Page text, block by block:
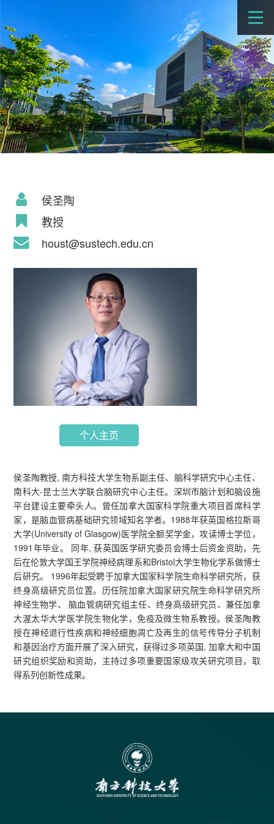
侯圣陶
教授
houst@sustech.edu.cn
个人主页
侯圣陶教授, 南方科技大学生物系副主任、脑科学研究中心主任、
南科大-昆士兰大学联合脑研究中心主任。深圳市脑计划和脑设施
平台建设主要牵头人。曾任加拿大国家科学院重大项目首席科学
家，是脑血管病基础研究领域知名学者。1988年获英国格拉斯哥
大学(University of Glasgow)医学院全额奖学金，攻读博士学位，
1991年毕业。 同年, 获英国医学研究委员会博士后资金资助，先
后在伦敦大学国王学院神经病理系和Bristol大学生物化学系做博士
后研究。 1996年起受聘于加拿大国家科学院生命科学研究所，获
终身高级研究员位置。历任院加拿大国家研究院生命科学研究所
神经生物学、 脑血管病研究组主任、终身高级研究员、兼任加拿
大渥太华大学医学院生物化学，免疫及微生物系教授。侯圣陶教
授在神经退行性疾病和神经细胞凋亡及再生的信号传导分子机制
和基因治疗方面开展了深入研究，获得过多项英国, 加拿大和中国
研究组织奖励和资助，主持过多项重要国家级攻关研究项目，取
得系列创新性成果。